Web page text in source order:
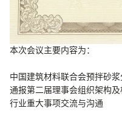
本次会议主要内容为：
中国建筑材料联合会预拌砂
通报第二届理事会组织架构
行业重大事项交流与沟通